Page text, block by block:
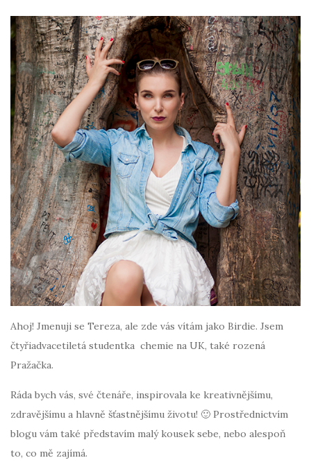
Ahoj! Jmenuji se Tereza, ale zde vás vítám jako Birdie. Jsem
čtyřiadvacetiletá studentka chemie na UK, také rozená
Pražačka.
Ráda bych vás, své čtenáře, inspirovala ke kreativnějšímu,
zdravějšímu a hlavně šťastnějšímu životu! 🙂 Prostřednictvím
blogu vám také představím malý kousek sebe, nebo alespoň
to, co mě zajímá.